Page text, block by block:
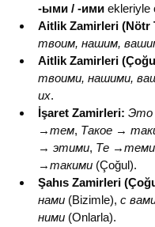
-ыми / -ими ekleriyle
Aitlik Zamirleri (Nötr
твоим, нашим,
Aitlik Zamirleri
твоими, нашими,
их.
İşaret Zamirleri: Это
→тем, Такое →
→ этими, Те →теми
→такими (Çoğul).
Şahıs Zamirleri
нами (Bizimle), с
ними (Onlarla).